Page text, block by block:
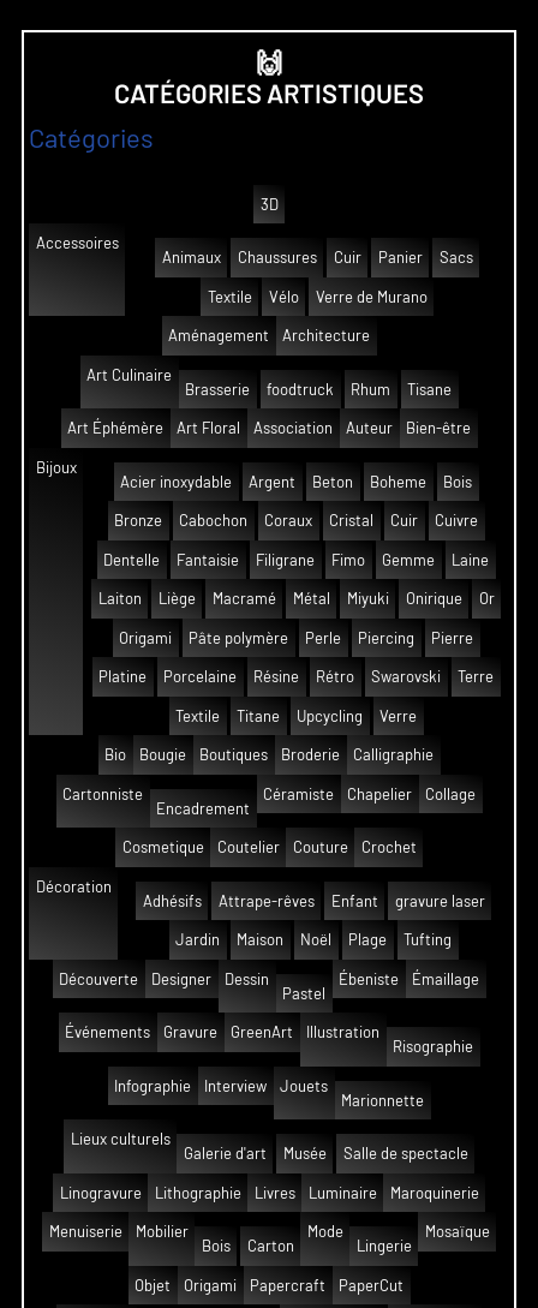
🙌
CATÉGORIES ARTISTIQUES
Catégories
3D
Accessoires
Animaux
Chaussures Cuir Panier Sacs
Textile Vélo Verre de Murano
Aménagement Architecture
Art Culinaire
Brasserie
foodtruck Rhum Tisane
Art Éphémère Art Floral Association Auteur Bien-être
Bijoux
Acier inoxydable
Argent Beton Boheme Bois
Bronze Cabochon Coraux Cristal Cuir Cuivre
Dentelle Fantaisie Filigrane Fimo Gemme Laine
Laiton Liège Macramé Métal Miyuki Onirique Or
Origami Pâte polymère Perle Piercing Pierre
Platine Porcelaine Résine Rétro Swarovski Terre
Textile Titane Upcycling Verre
Bio Bougie Boutiques Broderie Calligraphie
Cartonniste
Encadrement
Céramiste Chapelier Collage
Cosmetique Coutelier Couture Crochet
Décoration
Adhésifs
Attrape-rêves Enfant gravure laser
Jardin Maison Noël Plage Tufting
Découverte Designer
Dessin
Pastel
Ébeniste Émaillage
Événements Gravure GreenArt
Illustration
Risographie
Infographie Interview
Jouets
Marionnette
Lieux culturels
Galerie d'art
Musée Salle de spectacle
Linogravure Lithographie Livres Luminaire Maroquinerie
Menuiserie
Mobilier
Bois
Carton
Mode
Lingerie
Mosaïque
Objet Origami Papercraft PaperCut